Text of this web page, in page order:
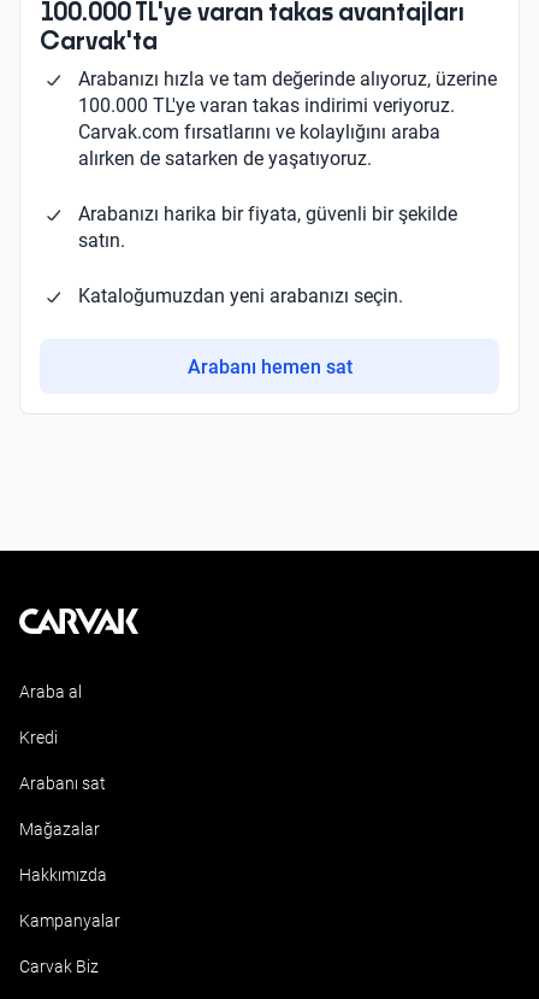
100.000 TL'ye varan takas avantajları
Carvak'ta
Arabanızı hızla ve tam değerinde alıyoruz, üzerine
100.000 TL'ye varan takas indirimi veriyoruz.
Carvak.com fırsatlarını ve kolaylığını araba
alırken de satarken de yaşatıyoruz.
Arabanızı harika bir fiyata, güvenli bir şekilde
satın.
Kataloğumuzdan yeni arabanızı seçin.
Arabanı hemen sat
Kavak
Araba al
Kredi
Arabanı sat
Mağazalar
Hakkımızda
Kampanyalar
Carvak Biz